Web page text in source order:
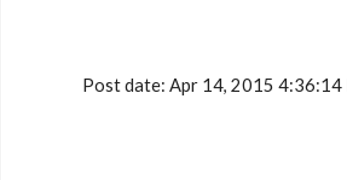
Post date: Apr 14, 2015 4:36:14